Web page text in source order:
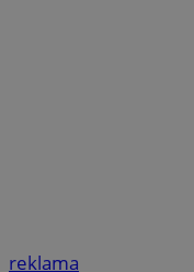
reklama